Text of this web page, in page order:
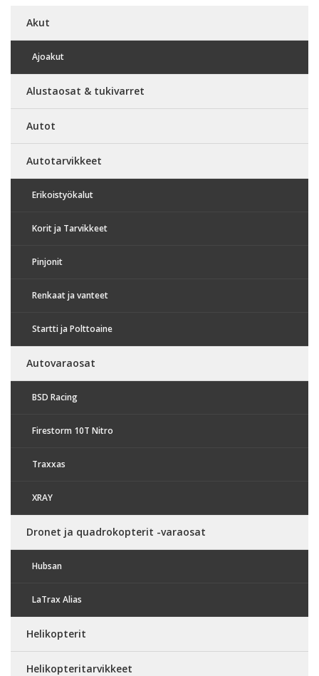
Akut
Ajoakut
Alustaosat & tukivarret
Autot
Autotarvikkeet
Erikoistyökalut
Korit ja Tarvikkeet
Pinjonit
Renkaat ja vanteet
Startti ja Polttoaine
Autovaraosat
BSD Racing
Firestorm 10T Nitro
Traxxas
XRAY
Dronet ja quadrokopterit -varaosat
Hubsan
LaTrax Alias
Helikopterit
Helikopteritarvikkeet